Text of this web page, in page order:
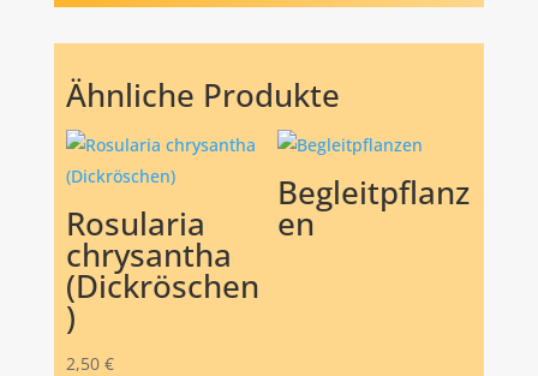
Ähnliche Produkte
Rosularia
chrysantha
(Dickröschen
)
2,50 €
Begleitpflanz
en